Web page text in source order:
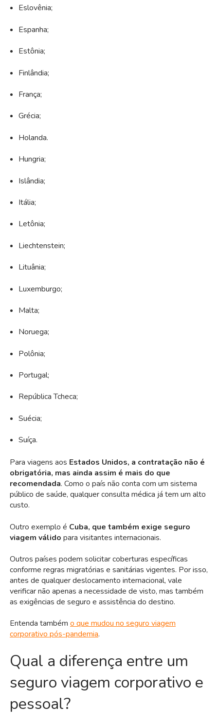
Eslovênia;
Espanha;
Estônia;
Finlândia;
França;
Grécia;
Holanda.
Hungria;
Islândia;
Itália;
Letônia;
Liechtenstein;
Lituânia;
Luxemburgo;
Malta;
Noruega;
Polônia;
Portugal;
República Tcheca;
Suécia;
Suíça.
Para viagens aos Estados Unidos, a contratação não é
obrigatória, mas ainda assim é mais do que
recomendada. Como o país não conta com um sistema
público de saúde, qualquer consulta médica já tem um alto
custo.
Outro exemplo é Cuba, que também exige seguro
viagem válido para visitantes internacionais.
Outros países podem solicitar coberturas específicas
conforme regras migratórias e sanitárias vigentes. Por isso,
antes de qualquer deslocamento internacional, vale
verificar não apenas a necessidade de visto, mas também
as exigências de seguro e assistência do destino.
Entenda também o que mudou no seguro viagem
corporativo pós-pandemia.
Qual a diferença entre um
seguro viagem corporativo e
pessoal?